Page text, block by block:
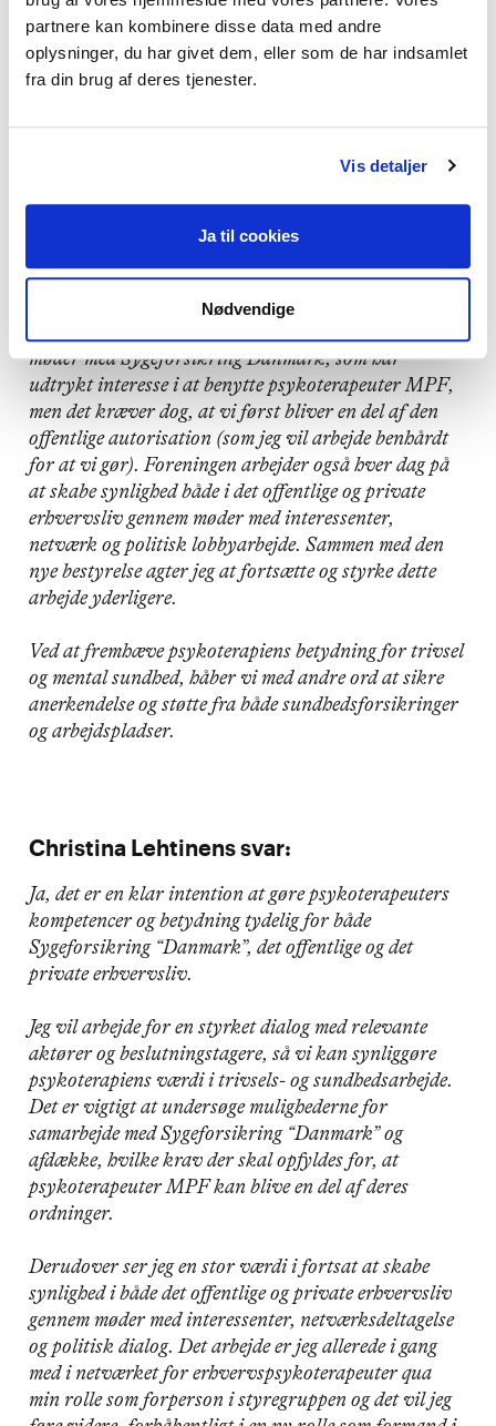
partnere kan kombinere disse data med andre
oplysninger, du har givet dem, eller som de har indsamlet
fra din brug af deres tjenester.
Vis detaljer
Ja til cookies
Nødvendige
Hvis ja, hvordan?
Tak for spørgsmålet.
psykoterapeuternes kunnen og vigtighed tydelig for
både Sygeforsikring Danmark og i det offentlige og
møder med Sygeforsikring Danmark, som har
udtrykt interesse i at benytte psykoterapeuter MPF,
men det kræver dog, at vi først bliver en del af den
offentlige autorisation (som jeg vil arbejde benhårdt
for at vi gør). Foreningen arbejder også hver dag på
at skabe synlighed både i det offentlige og private
erhvervsliv gennem møder med interessenter,
netværk og politisk lobbyarbejde. Sammen med den
nye bestyrelse agter jeg at fortsætte og styrke dette
arbejde yderligere.
Ved at fremhæve psykoterapiens betydning for trivsel
og mental sundhed, håber vi med andre ord at sikre
anerkendelse og støtte fra både sundhedsforsikringer
og arbejdspladser.
Christina Lehtinens svar:
Ja, det er en klar intention at gøre psykoterapeuters
kompetencer og betydning tydelig for både
Sygeforsikring “Danmark”, det offentlige og det
private erhvervsliv.
Jeg vil arbejde for en styrket dialog med relevante
aktører og beslutningstagere, så vi kan synliggøre
psykoterapiens værdi i trivsels- og sundhedsarbejde.
Det er vigtigt at undersøge mulighederne for
samarbejde med Sygeforsikring “Danmark” og
afdække, hvilke krav der skal opfyldes for, at
psykoterapeuter MPF kan blive en del af deres
ordninger.
Derudover ser jeg en stor værdi i fortsat at skabe
synlighed i både det offentlige og private erhvervsliv
gennem møder med interessenter, netværksdeltagelse
og politisk dialog. Det arbejde er jeg allerede i gang
med i netværket for erhvervspsykoterapeuter qua
min rolle som forperson i styregruppen og det vil jeg